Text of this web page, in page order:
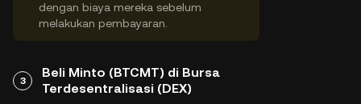
dengan biaya mereka sebelum
melakukan pembayaran.
3
Beli Minto (BTCMT) di Bursa
Terdesentralisasi (DEX)